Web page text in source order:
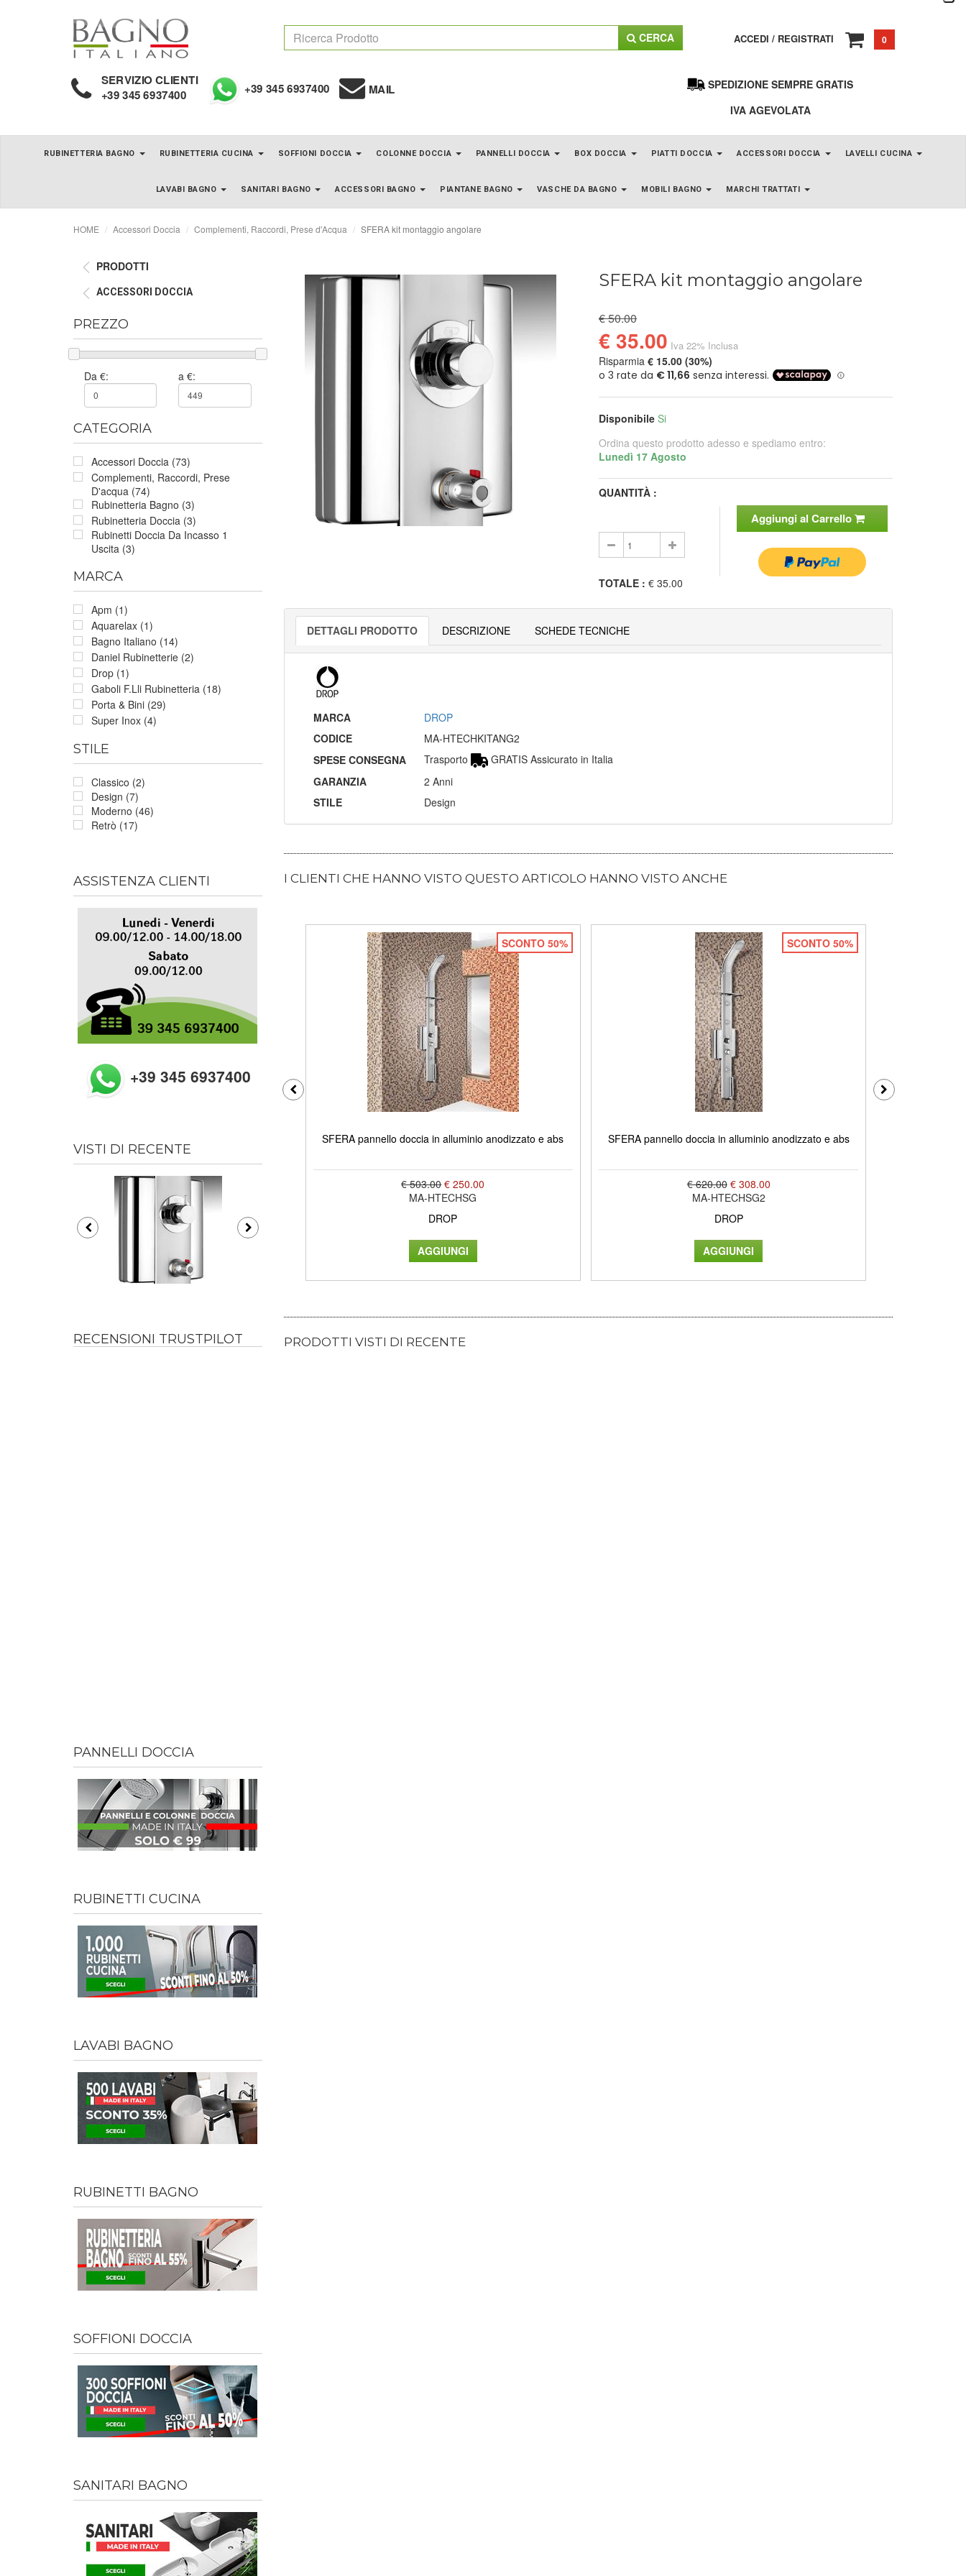
CERCA ACCEDI / REGISTRATI 0
SERVIZIO CLIENTI
+39 345 6937400 +39 345 6937400 MAIL
SPEDIZIONE SEMPRE GRATIS
IVA AGEVOLATA
RUBINETTERIA BAGNO RUBINETTERIA CUCINA SOFFIONI DOCCIA COLONNE DOCCIA PANNELLI DOCCIA BOX DOCCIA PIATTI DOCCIA ACCESSORI DOCCIA LAVELLI CUCINA
LAVABI BAGNO SANITARI BAGNO ACCESSORI BAGNO PIANTANE BAGNO VASCHE DA BAGNO MOBILI BAGNO MARCHI TRATTATI
HOME Accessori Doccia Complementi, Raccordi, Prese d'Acqua SFERA kit montaggio angolare
PRODOTTI
ACCESSORI DOCCIA
PREZZO
Da €: a €:
CATEGORIA
Accessori Doccia (73)
Complementi, Raccordi, Prese
D'acqua (74)
Rubinetteria Bagno (3)
Rubinetteria Doccia (3)
Rubinetti Doccia Da Incasso 1
Uscita (3)
MARCA
Apm (1)
Aquarelax (1)
Bagno Italiano (14)
Daniel Rubinetterie (2)
Drop (1)
Gaboli F.Lli Rubinetteria (18)
Porta & Bini (29)
Super Inox (4)
STILE
Classico (2)
Design (7)
Moderno (46)
Retrò (17)
ASSISTENZA CLIENTI
+39 345 6937400
VISTI DI RECENTE
RECENSIONI TRUSTPILOT
PANNELLI DOCCIA
RUBINETTI CUCINA
LAVABI BAGNO
RUBINETTI BAGNO
SOFFIONI DOCCIA
SANITARI BAGNO
SFERA kit montaggio angolare
€ 50.00
€ 35.00 Iva 22% Inclusa
Risparmia€ 15.00 (30%)
Disponibile Si
Ordina questo prodotto adesso e spediamo entro:
Lunedì 17 Agosto
QUANTITÀ :
Aggiungi al Carrello
TOTALE : € 35.00
DETTAGLI PRODOTTO DESCRIZIONE SCHEDE TECNICHE
MARCA
DROP
CODICE
MA-HTECHKITANG2
SPESE CONSEGNA
Trasporto
GRATIS Assicurato in Italia
GARANZIA
2 Anni
STILE
Design
I CLIENTI CHE HANNO VISTO QUESTO ARTICOLO HANNO VISTO ANCHE
SCONTO 50%
SFERA pannello doccia in alluminio anodizzato e abs
€ 503.00 € 250.00
MA-HTECHSG
DROP
SCONTO 50%
SFERA pannello doccia in alluminio anodizzato e abs
€ 620.00 € 308.00
MA-HTECHSG2
DROP
PRODOTTI VISTI DI RECENTE